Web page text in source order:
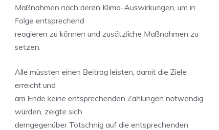
Maßnahmen nach deren Klima-Auswirkungen, um in
Folge entsprechend
reagieren zu können und zusätzliche Maßnahmen zu
setzen.
Alle müssten einen Beitrag leisten, damit die Ziele
erreicht und
am Ende keine entsprechenden Zahlungen notwendig
würden, zeigte sich
demgegenüber Totschnig auf die entsprechenden